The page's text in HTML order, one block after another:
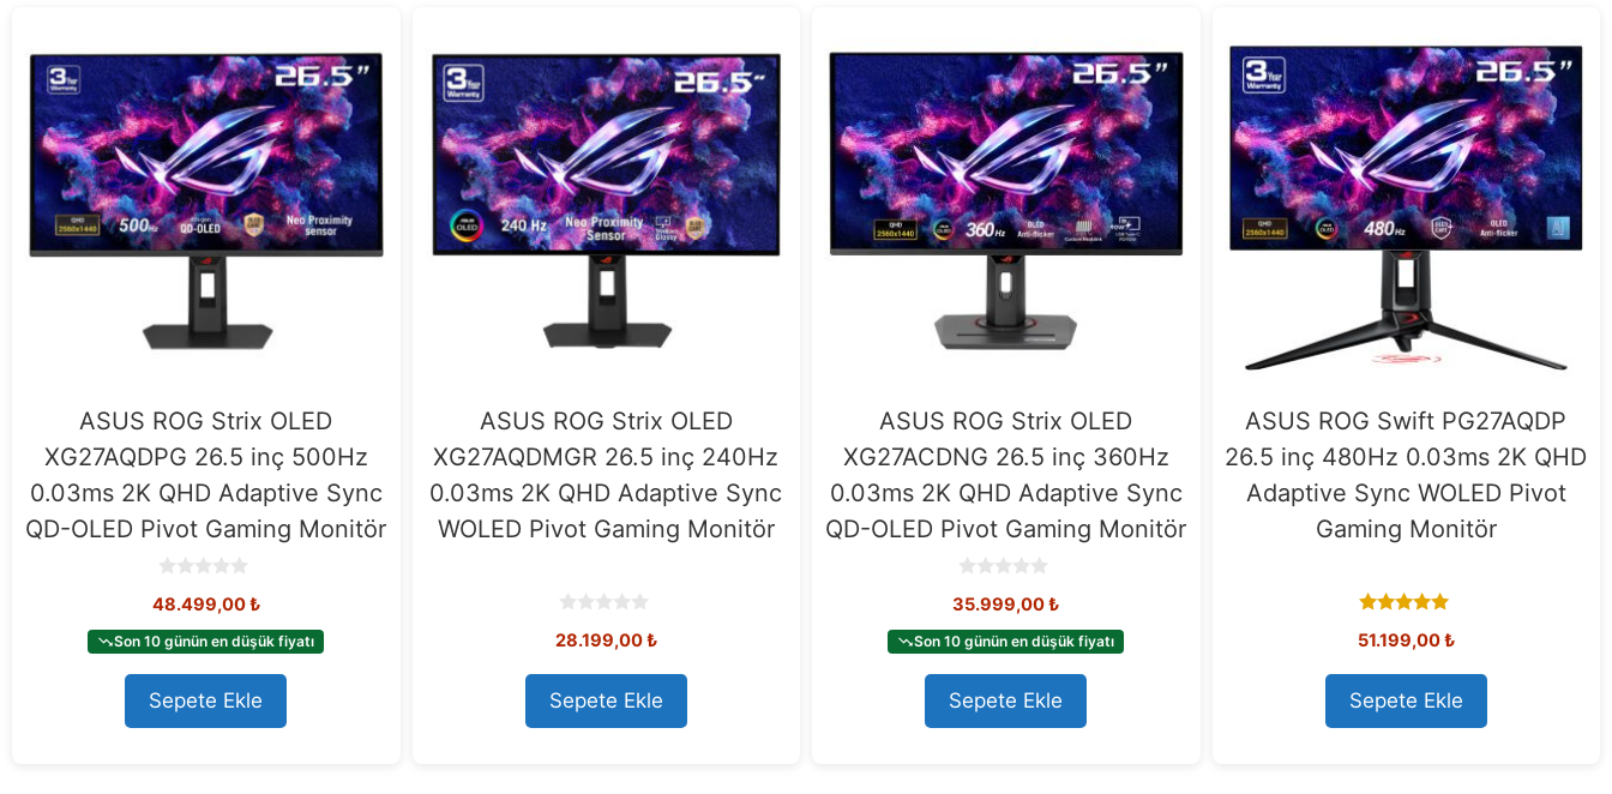
ASUS ROG Strix OLED
XG27AQDPG 26.5 inç 500Hz
0.03ms 2K QHD Adaptive Sync
QD-OLED Pivot Gaming Monitör
o
t
o
f
5
48.499,00₺
Son 10 günün en düşük fiyatı
Sepete Ekle
ASUS ROG Strix OLED
XG27AQDMGR 26.5 inç 240Hz
0.03ms 2K QHD Adaptive Sync
WOLED Pivot Gaming Monitör
o
t
o
f
5
28.199,00₺
Sepete Ekle
ASUS ROG Strix OLED
XG27ACDNG 26.5 inç 360Hz
0.03ms 2K QHD Adaptive Sync
QD-OLED Pivot Gaming Monitör
o
t
o
f
5
35.999,00₺
Son 10 günün en düşük fiyatı
Sepete Ekle
ASUS ROG Swift PG27AQDP
26.5 inç 480Hz 0.03ms 2K QHD
Adaptive Sync WOLED Pivot
Gaming Monitör
out of 5
51.199,00₺
Sepete Ekle